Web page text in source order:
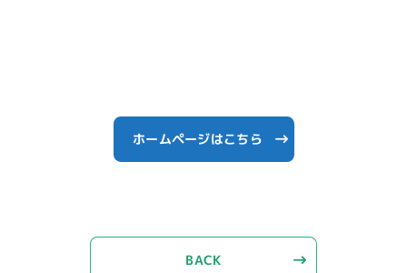
ホームページはこちら
BACK